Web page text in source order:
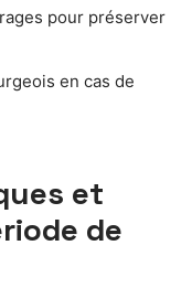
pour préserver
en cas de
et
de